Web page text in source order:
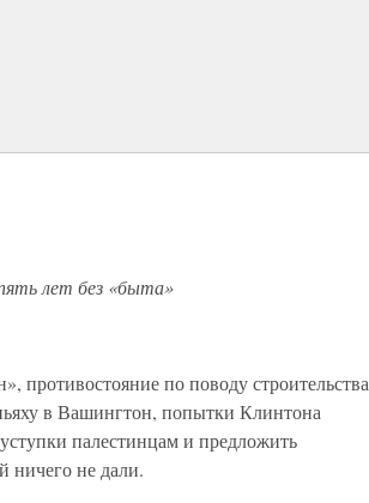
лет без «быта»
противостояние по поводу строительства
в Вашингтон, попытки Клинтона
палестинцам и предложить
ничего не дали.